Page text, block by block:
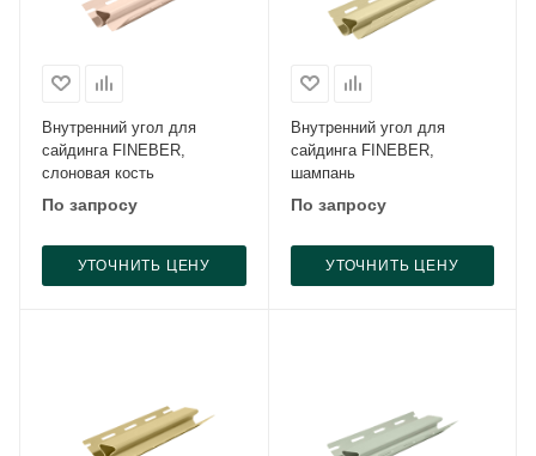
Внутренний угол для
сайдинга FINEBER,
слоновая кость
По запросу
УТОЧНИТЬ ЦЕНУ
Внутренний угол для
сайдинга FINEBER,
шампань
По запросу
УТОЧНИТЬ ЦЕНУ